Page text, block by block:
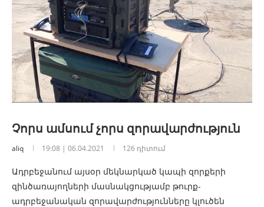
Չորս ամսում չորս զորավարժություն
aliq 19:08 | 06.04.2021 126 դիտում
Ադրբեջանում այսօր մեկնարկած կապի զորքերի
զինծառայողների մասնակցությամբ թուրք-
ադրբեջանական զորավարժությունները կլուծեն